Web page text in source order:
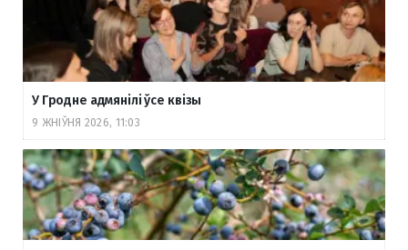
У Гродне адмянілі ўсе квізы
9 ЖНІЎНЯ 2026, 11:03